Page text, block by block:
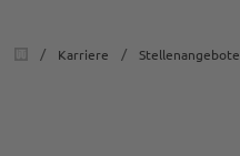
/ Karriere / Stellenangebote